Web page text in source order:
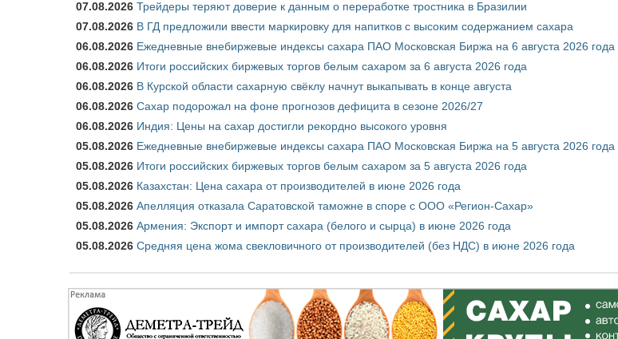
07.08.2026 Трейдеры теряют доверие к данным о переработке тростника в Бразилии
07.08.2026 В ГД предложили ввести маркировку для напитков с высоким содержанием сахара
06.08.2026 Ежедневные внебиржевые индексы сахара ПАО Московская Биржа на 6 августа 2026 года
06.08.2026 Итоги российских биржевых торгов белым сахаром за 6 августа 2026 года
06.08.2026 В Курской области сахарную свёклу начнут выкапывать в конце августа
06.08.2026 Сахар подорожал на фоне прогнозов дефицита в сезоне 2026/27
06.08.2026 Индия: Цены на сахар достигли рекордно высокого уровня
05.08.2026 Ежедневные внебиржевые индексы сахара ПАО Московская Биржа на 5 августа 2026 года
05.08.2026 Итоги российских биржевых торгов белым сахаром за 5 августа 2026 года
05.08.2026 Казахстан: Цена сахара от производителей в июне 2026 года
05.08.2026 Апелляция отказала Саратовской таможне в споре с ООО «Регион-Сахар»
05.08.2026 Армения: Экспорт и импорт сахара (белого и сырца) в июне 2026 года
05.08.2026 Средняя цена жома свекловичного от производителей (без НДС) в июне 2026 года